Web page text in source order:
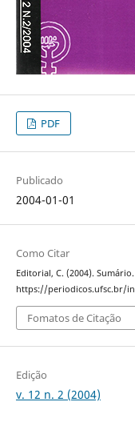
PDF
Publicado
2004-01-01
Como Citar
Editorial, C. (2004). Sumário.
https://periodicos.ufsc.br/
Fomatos de Citação
Edição
v. 12 n. 2 (2004)